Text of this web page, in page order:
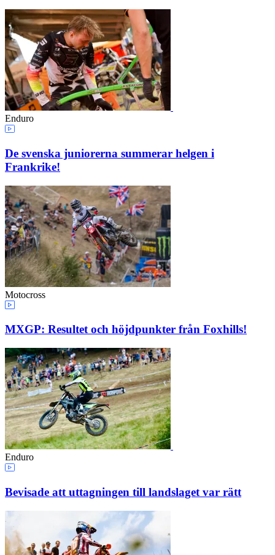
Enduro
De svenska juniorerna summerar helgen i
Frankrike!
Motocross
MXGP: Resultet och höjdpunkter från Foxhills!
Enduro
Bevisade att uttagningen till landslaget var rätt